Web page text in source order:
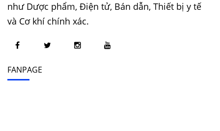
như Dược phẩm, Điện tử, Bán dẫn, Thiết bị y tế
và Cơ khí chính xác.
FANPAGE